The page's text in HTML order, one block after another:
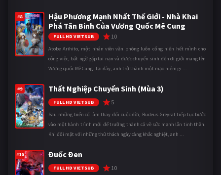
#8
Hậu Phương Mạnh Nhất Thế Giới - Nhà Khai
Phá Tân Binh Của Vương Quốc Mê Cung
FULL HD VIETSUB 10
Atobe Arihito, một nhân viên văn phòng luôn cống hiến hết mình cho
công việc, bất ngờ gặp tai nạn và được chuyển sinh đến dị giới mang tên
Vương quốc Mê Cung. Tại đây, anh trở thành một mạo hiểm gi ...
#9 Thất Nghiệp Chuyển Sinh (Mùa 3)
FULL HD VIETSUB 5
Sau những biến cố làm thay đổi cuộc đời, Rudeus Greyrat tiếp tục bước
vào một hành trình mới để trưởng thành cả về sức mạnh lẫn tinh thần.
Khi đối mặt với những thử thách ngày càng khắc nghiệt, anh ...
#10 Đuốc Đen
FULL HD VIETSUB 10